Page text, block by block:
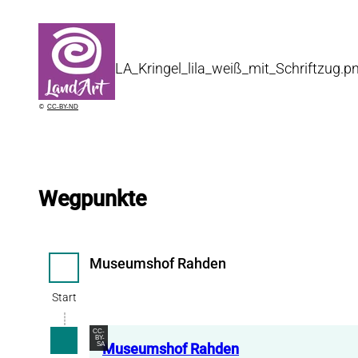
© CC-BY-ND
Wegpunkte
Start
Museumshof Rahden
CC-
BY-
SAMuseumshof Rahden